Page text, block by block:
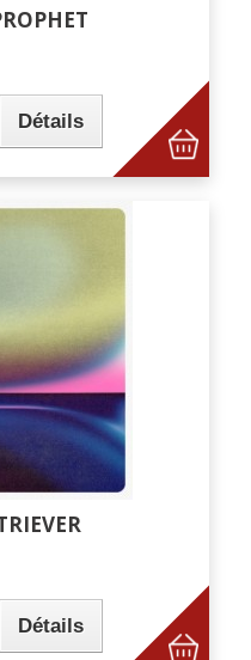
Détails
Détails